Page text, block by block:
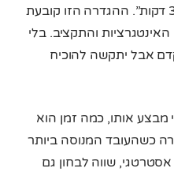
לפניות חוזרות מ-12 דקות ל-3 דקות”. ההגדרה הזו קובעת
והתקציב. בלי
אבל יתקשה להוכיח
מבצע אותו, כמה זמן הוא
כשהעובד המנוסה ביותר
שווה לבחון גם